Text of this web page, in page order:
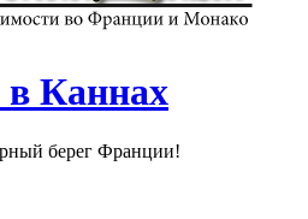
Каннах
берег Франции!